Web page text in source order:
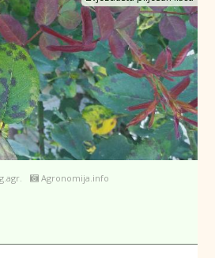
Agronomija.info